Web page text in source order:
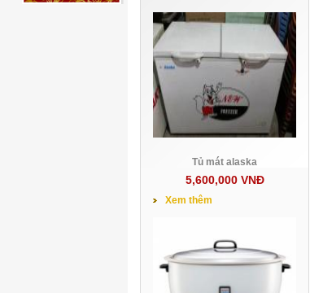
Tủ mát alaska
5,600,000 VNĐ
Xem thêm